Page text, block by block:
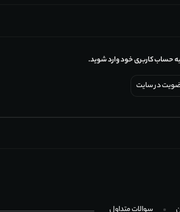
حساب کاربری خود وارد شوید.
در سایت